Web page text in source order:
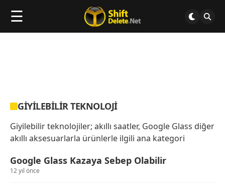
☰
GIYILEBILIR TEKNOLOJI
Giyilebilir teknolojiler; akıllı saatler, Google Glass diğer
akıllı aksesuarlarla ürünlerle ilgili ana kategori
Google Glass Kazaya Sebep Olabilir
12 yıl önce